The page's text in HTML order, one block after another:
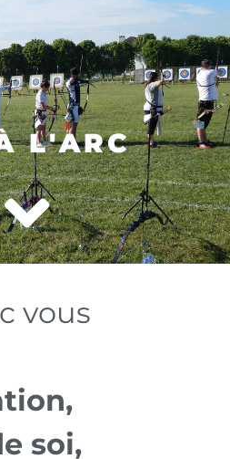
L'ARC
vous
soi,